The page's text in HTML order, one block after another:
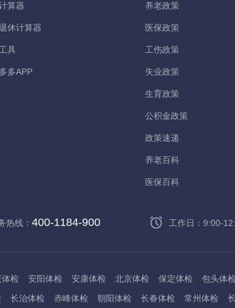
算器
休计算器
具
多APP
养老政策
医保政策
工伤政策
失业政策
生育政策
公积金政策
政策速递
养老百科
医保百科
热线： 400-1184-900 工作日：9:00-
检 安阳体检 安康体检 北京体检 保定体检 包头体检
长治体检 赤峰体检 朝阳体检 长春体检 常州体检